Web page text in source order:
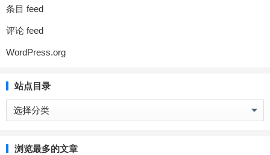
条目 feed
评论 feed
WordPress.org
站点目录
站
点
录
浏览最多的文章